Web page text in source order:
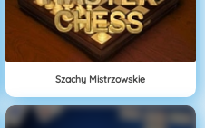
Szachy Mistrzowskie